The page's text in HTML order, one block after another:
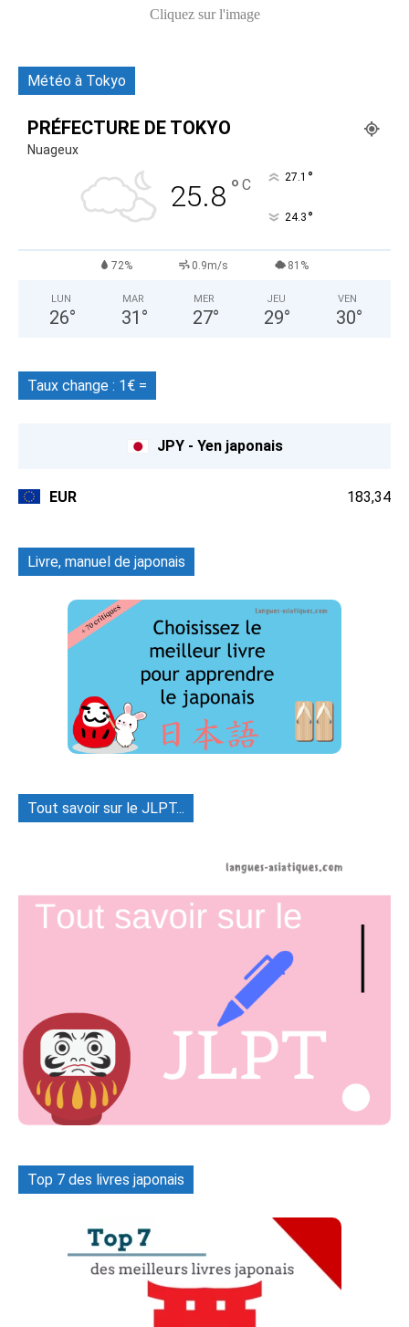
Cliquez sur l'image
Météo à Tokyo
PRÉFECTURE DE TOKYO
Nuageux
25.8 ° C 27.1 °
24.3 °
72% 0.9m/s 81%
LUN
26°
MAR
31 °
MER
27°
JEU
29°
VEN
30°
Taux change : 1€ =
JPY - Yen japonais
EUR 183,34
Livre, manuel de japonais
Tout savoir sur le JLPT...
Top 7 des livres japonais